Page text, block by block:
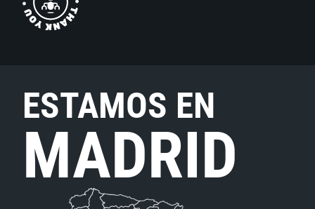
ESTAMOS EN
MADRID